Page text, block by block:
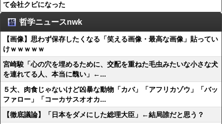
て会社クビになった
哲学ニュースnwk
【画像】思わず保存したくなる「笑える画像・最高な画像」貼ってい
けｗｗｗｗｗ
宮崎駿「心の穴を埋めるために、交配を重ねた毛虫みたいな小さな犬
を連れてる人、本当に醜い」←...
５大、肉食じゃないけど凶暴な動物「カバ」「アフリカゾウ」「バッ
ファロー」「コーカサスオオカ...
【徹底議論】「日本をダメにした総理大臣」←結局誰だと思う？